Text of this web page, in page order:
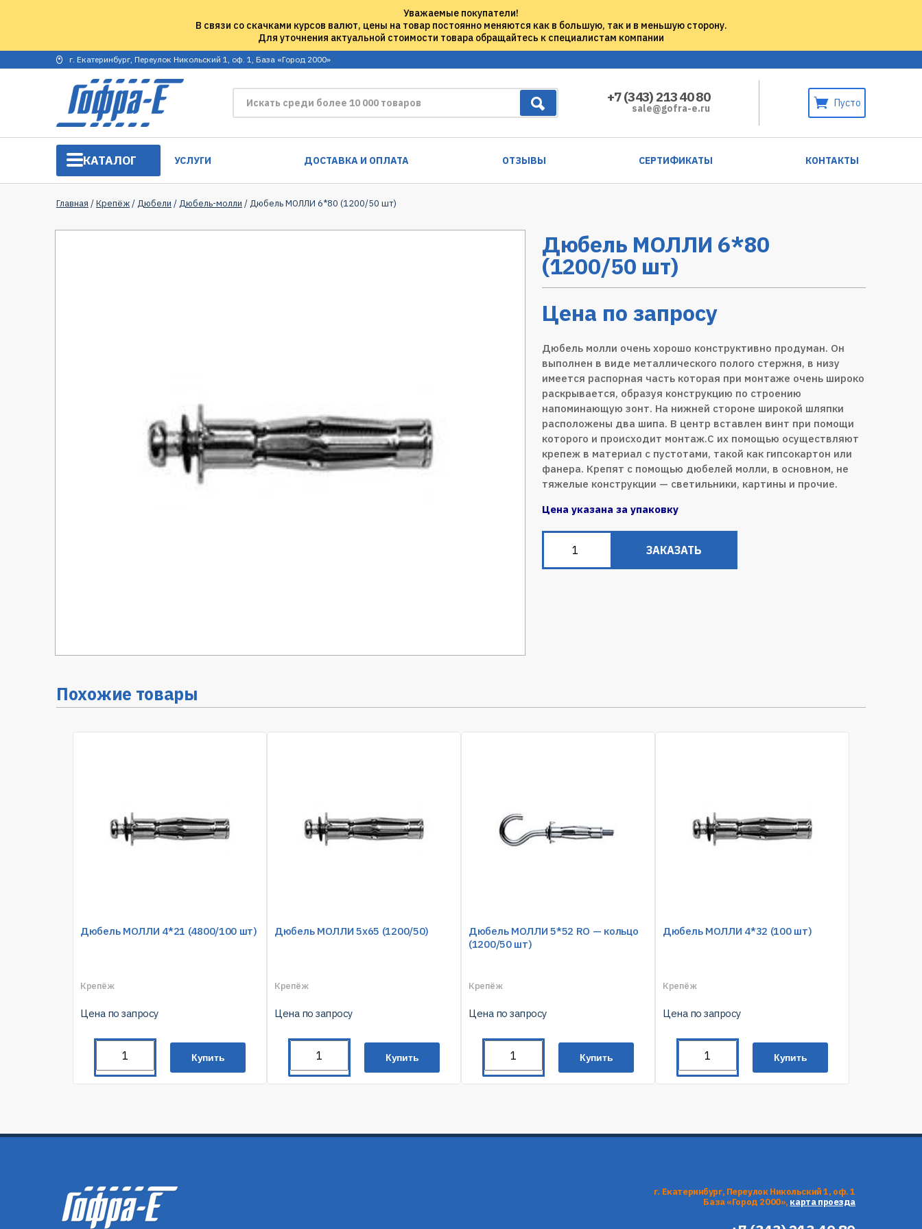
Уважаемые покупатели!
В связи со скачками курсов валют, цены на товар постоянно меняются как в большую, так и в меньшую сторону.
Для уточнения актуальной стоимости товара обращайтесь к специалистам компании
г. Екатеринбург, Переулок Никольский 1, оф. 1, База «Город 2000»
+7 (343) 213 40 80
sale@gofra-e.ru Пусто
КАТАЛОГ УСЛУГИ ДОСТАВКА И ОПЛАТА ОТЗЫВЫ СЕРТИФИКАТЫ КОНТАКТЫ
Главная /Крепёж/Дюбели /Дюбель-молли / Дюбель МОЛЛИ 6*80 (1200/50 шт)
Дюбель МОЛЛИ 6*80
(1200/50 шт)
Цена по запросу
Дюбель молли очень хорошо конструктивно продуман. Он
выполнен в виде металлического полого стержня, в низу
имеется распорная часть которая при монтаже очень широко
раскрывается, образуя конструкцию по строению
напоминающую зонт. На нижней стороне широкой шляпки
расположены два шипа. В центр вставлен винт при помощи
которого и происходит монтаж.С их помощью осуществляют
крепеж в материал с пустотами, такой как гипсокартон или
фанера. Крепят с помощью дюбелей молли, в основном, не
тяжелые конструкции — светильники, картины и прочие.
Цена указана за упаковку
ЗАКАЗАТЬ
Похожие товары
Дюбель МОЛЛИ 4*21 (4800/100 шт)
Крепёж
Цена по запросу
Купить
Дюбель МОЛЛИ 5х65 (1200/50)
Крепёж
Цена по запросу
Купить
Дюбель МОЛЛИ 5*52 RO — кольцо
(1200/50 шт)
Крепёж
Цена по запросу
Купить
Дюбель МОЛЛИ 4*32 (100 шт)
Крепёж
Цена по запросу
Купить
г. Екатеринбург, Переулок Никольский 1, оф. 1
База «Город 2000», карта проезда